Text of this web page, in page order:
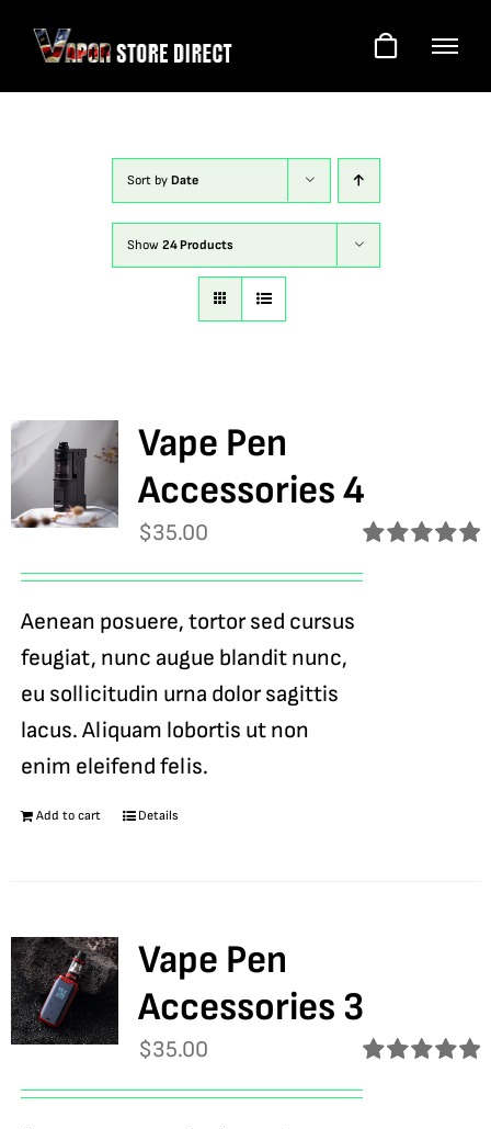
content
Sort by Date
Show 24 Products
Vape Pen
Accessories 4
Rated
$35.00
Aenean posuere, tortor sed cursus
feugiat, nunc augue blandit nunc,
eu sollicitudin urna dolor sagittis
lacus. Aliquam lobortis ut non
enim eleifend felis.
Add to cart Details
Vape Pen
Accessories 3
Rated
$35.00